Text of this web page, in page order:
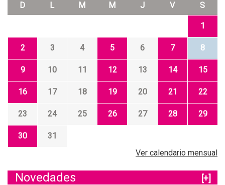
D L M M J V S
1
2 3 4 5 6 7 8
9 10 11 12 13 14 15
16 17 18 19 20 21 22
23 24 25 26 27 28 29
30
31
Ver calendario mensual
Novedades
[+]